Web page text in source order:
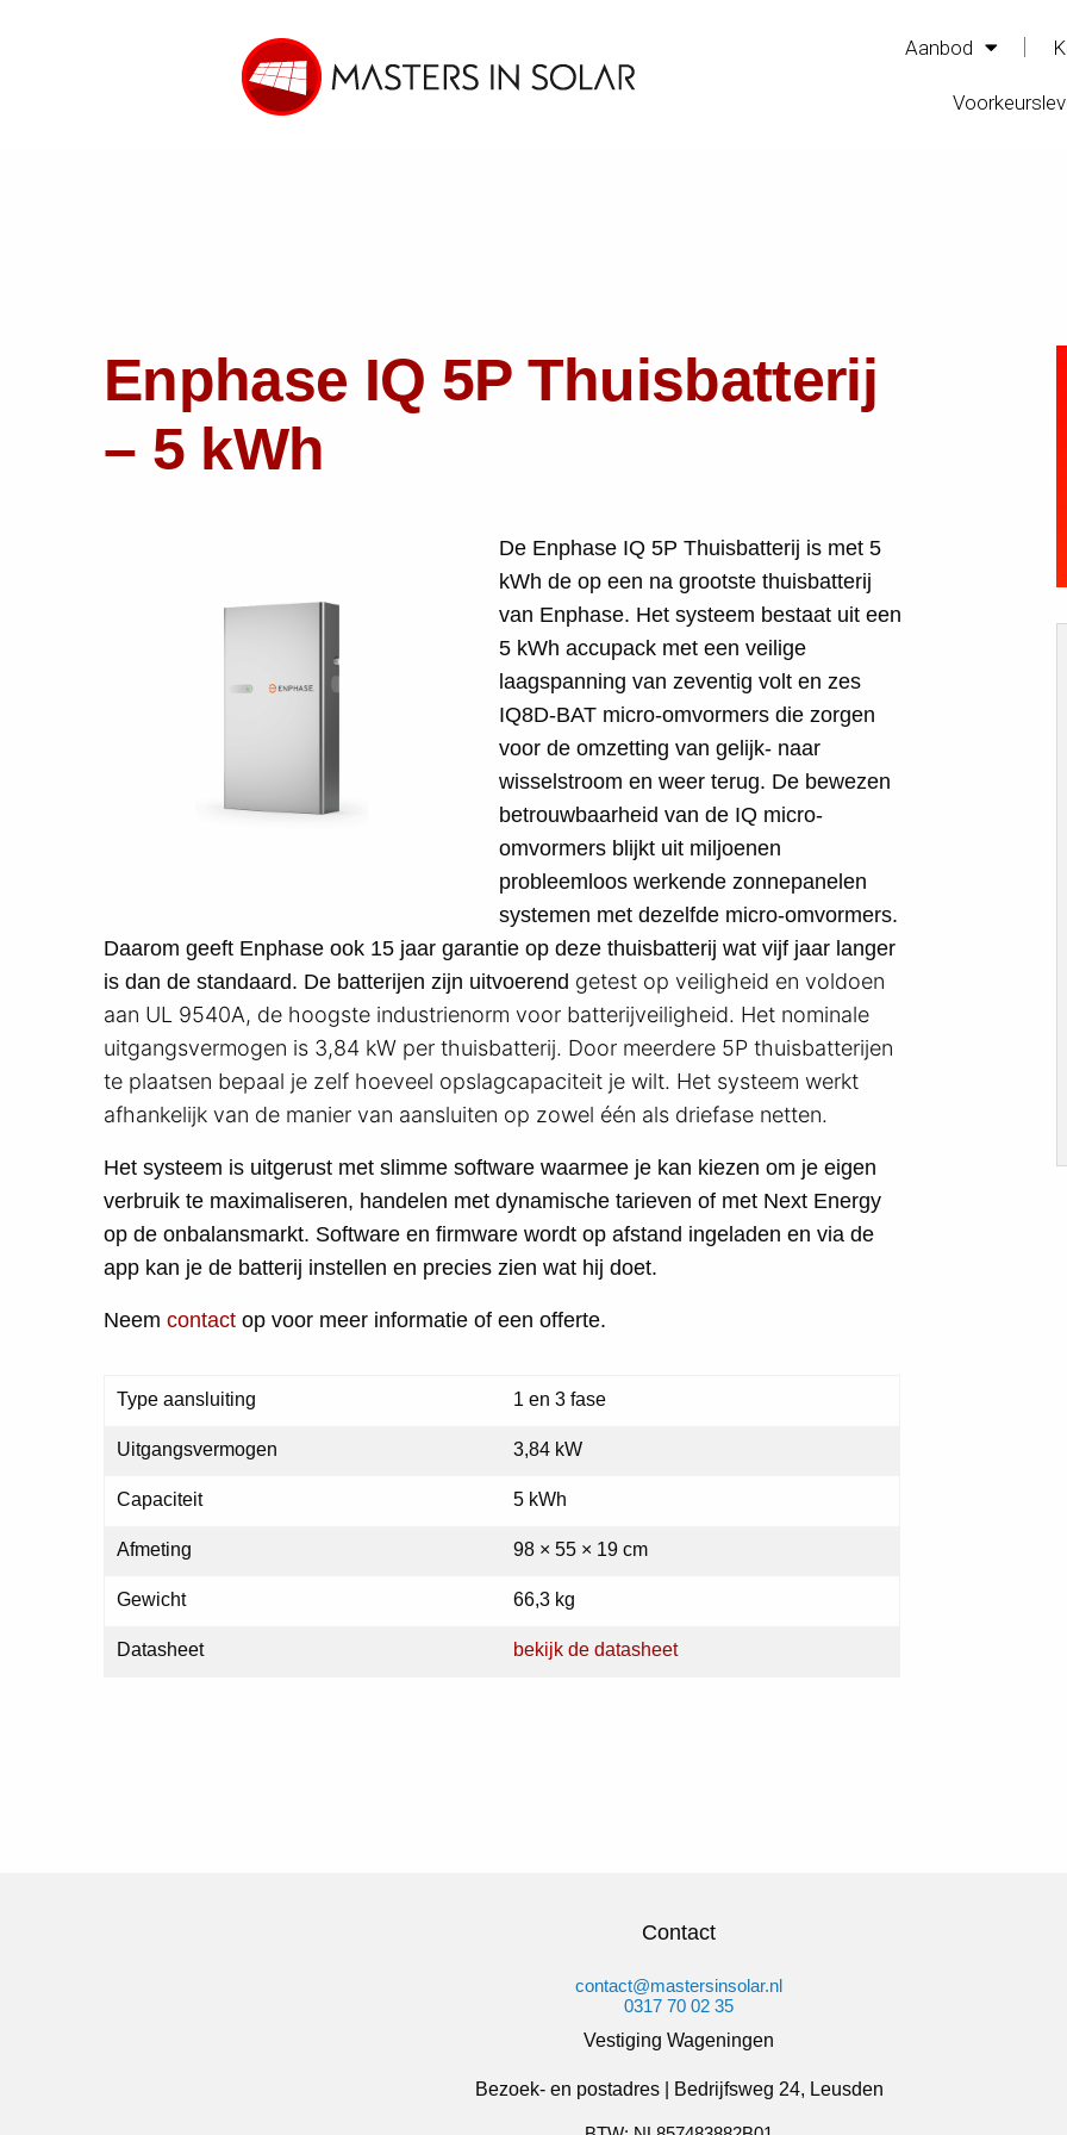
Aanbod
Enphase IQ 5P Thuisbatterij
– 5 kWh
De Enphase IQ 5P Thuisbatterij is met 5
kWh de op een na grootste thuisbatterij
van Enphase. Het systeem bestaat uit een
5 kWh accupack met een veilige
laagspanning van zeventig volt en zes
IQ8D-BAT micro-omvormers die zorgen
voor de omzetting van gelijk- naar
wisselstroom en weer terug. De bewezen
betrouwbaarheid van de IQ micro-
omvormers blijkt uit miljoenen
probleemloos werkende zonnepanelen
systemen met dezelfde micro-omvormers.
Daarom geeft Enphase ook 15 jaar garantie op deze thuisbatterij wat vijf jaar langer
is dan de standaard. De batterijen zijn uitvoerend getest op veiligheid en voldoen
aan UL 9540A, de hoogste industrienorm voor batterijveiligheid. Het nominale
uitgangsvermogen is 3,84 kW per thuisbatterij. Door meerdere 5P thuisbatterijen
te plaatsen bepaal je zelf hoeveel opslagcapaciteit je wilt. Het systeem werkt
afhankelijk van de manier van aansluiten op zowel één als driefase netten.
Het systeem is uitgerust met slimme software waarmee je kan kiezen om je eigen
verbruik te maximaliseren, handelen met dynamische tarieven of met Next Energy
op de onbalansmarkt. Software en firmware wordt op afstand ingeladen en via de
app kan je de batterij instellen en precies zien wat hij doet.
Neem contact op voor meer informatie of een offerte.
Type aansluiting 1 en 3 fase
Uitgangsvermogen 3,84 kW
Capaciteit 5 kWh
Afmeting 98 × 55 × 19 cm
Gewicht 66,3 kg
Datasheet bekijk de datasheet
Contact
contact@mastersinsolar.nl
0317 70 02 35
Vestiging Wageningen
Bezoek- en postadres | Bedrijfsweg 24, Leusden